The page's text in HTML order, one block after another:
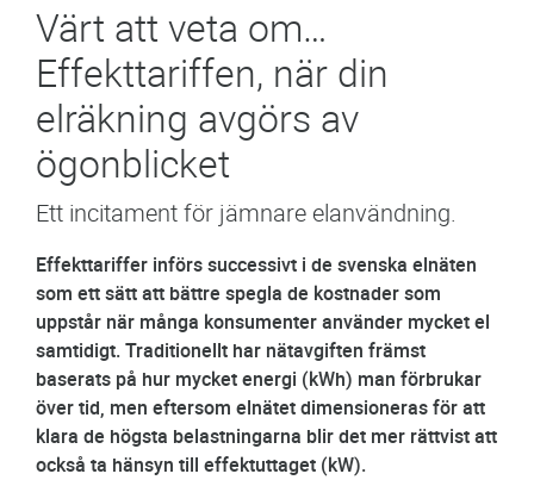
Värt att veta om…
Effekttariffen, när din
elräkning avgörs av
ögonblicket
Ett incitament för jämnare elanvändning.
Effekttariffer införs successivt i de svenska elnäten
som ett sätt att bättre spegla de kostnader som
uppstår när många konsumenter använder mycket el
samtidigt. Traditionellt har nätavgiften främst
baserats på hur mycket energi (kWh) man förbrukar
över tid, men eftersom elnätet dimensioneras för att
klara de högsta belastningarna blir det mer rättvist att
också ta hänsyn till effektuttaget (kW).